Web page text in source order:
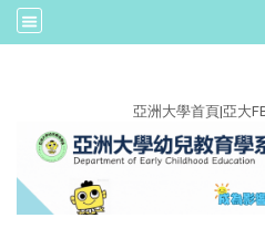
亞洲大學首頁|亞大